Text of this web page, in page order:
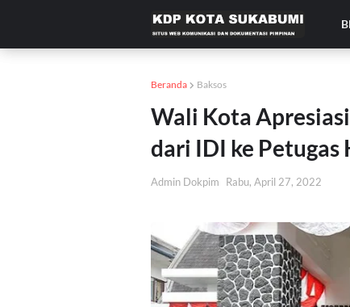
Beranda Baksos
Wali Kota
dari IDI ke Petugas
Admin Dokpim Rabu, April 27, 2022